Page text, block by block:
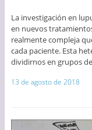
La investigación en
en nuevos
realmente compleja
cada paciente. Esta
dividirnos en grupos
13 de agosto de 2018